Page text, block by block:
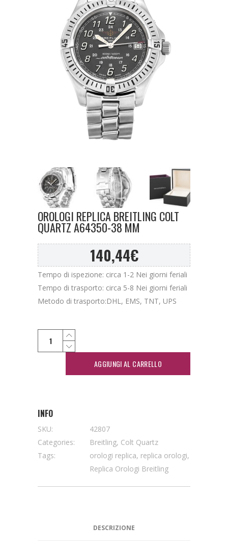
OROLOGI REPLICA BREITLING COLT
QUARTZ A64350-38 MM
140,44€
Tempo di ispezione: circa 1-2 Nei giorni feriali
Tempo di trasporto: circa 5-8 Nei giorni feriali
Metodo di trasporto:DHL, EMS, TNT, UPS
AGGIUNGI AL CARRELLO
INFO
SKU:
42807
Categories:
Breitling, Colt Quartz
Tags:
orologi replica, replica orologi,
Replica Orologi Breitling
DESCRIZIONE